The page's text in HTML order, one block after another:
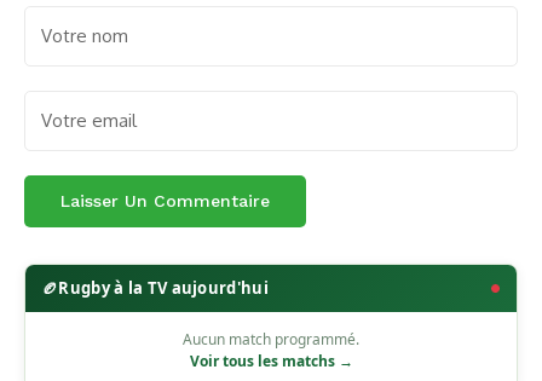
🏉Rugby à la TV aujourd'hui
Aucun match programmé.
Voir tous les matchs →